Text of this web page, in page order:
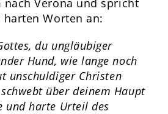
Verona und spricht
Worten an:
du ungläubiger
Hund, wie lange noch
unschuldiger Christen
über deinem Haupt
und harte Urteil des